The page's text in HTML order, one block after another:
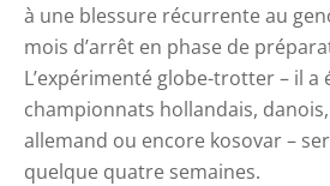
à une blessure récurrente au
mois d’arrêt en phase de
L’expérimenté globe-trotter – il a
championnats hollandais,
allemand ou encore kosovar –
quelque quatre semaines.